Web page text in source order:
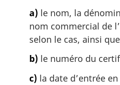
a) le nom, la
nom commercial de
selon le cas, ainsi
b) le numéro du
c) la date d’entrée